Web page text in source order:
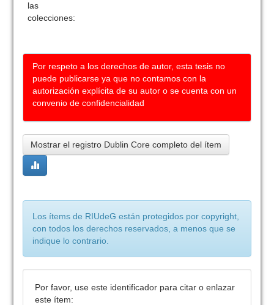
las
colecciones:
Por respeto a los derechos de autor, esta tesis no
puede publicarse ya que no contamos con la
autorización explícita de su autor o se cuenta con un
convenio de confidencialidad
Mostrar el registro Dublin Core completo del ítem
Los ítems de RIUdeG están protegidos por copyright,
con todos los derechos reservados, a menos que se
indique lo contrario.
Por favor, use este identificador para citar o enlazar
este ítem: